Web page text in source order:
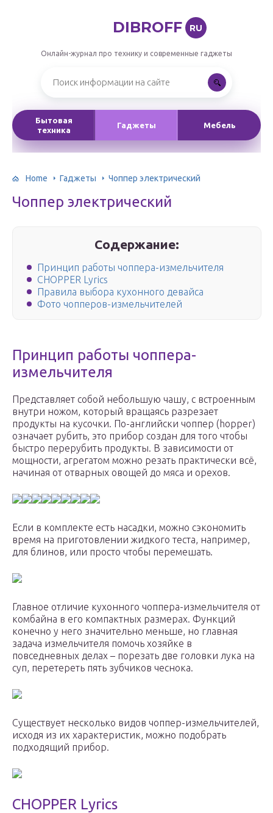
DIBROFF RU
Онлайн-журнал про технику и современные гаджеты
Бытовая
техника
Гаджеты Мебель
Home Гаджеты Чоппер электрический
Чоппер электрический
Содержание:
Принцип работы чоппера-измельчителя
CHOPPER Lyrics
Правила выбора кухонного девайса
Фото чопперов-измельчителей
Принцип работы чоппера-
измельчителя
Представляет собой небольшую чашу, с встроенным
внутри ножом, который вращаясь разрезает
продукты на кусочки. По-английски чоппер (hopper)
означает рубить, это прибор создан для того чтобы
быстро перерубить продукты. В зависимости от
мощности, агрегатом можно резать практически всё,
начиная от отварных овощей до мяса и орехов.
Если в комплекте есть насадки, можно сэкономить
время на приготовлении жидкого теста, например,
для блинов, или просто чтобы перемешать.
Главное отличие кухонного чоппера-измельчителя от
комбайна в его компактных размерах. Функций
конечно у него значительно меньше, но главная
задача измельчителя помочь хозяйке в
повседневных делах – порезать две головки лука на
суп, перетереть пять зубчиков чеснока.
Существует несколько видов чоппер-измельчителей,
исходя из их характеристик, можно подобрать
подходящий прибор.
CHOPPER Lyrics